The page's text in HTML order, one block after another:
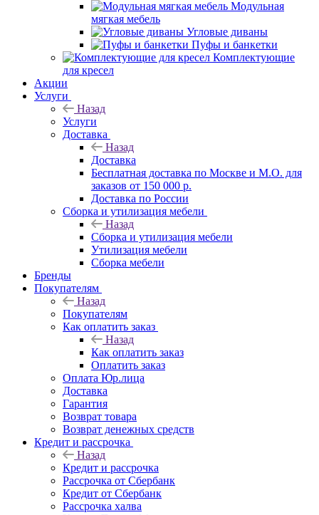
Модульная
мягкая мебель
Угловые диваны
Пуфы и банкетки
Комплектующие
для кресел
Акции
Услуги
Назад
Услуги
Доставка
Назад
Доставка
Бесплатная доставка по Москве и М.О. для
заказов от 150 000 р.
Доставка по России
Сборка и утилизация мебели
Назад
Сборка и утилизация мебели
Утилизация мебели
Сборка мебели
Бренды
Покупателям
Назад
Покупателям
Как оплатить заказ
Назад
Как оплатить заказ
Оплатить заказ
Оплата Юр.лица
Доставка
Гарантия
Возврат товара
Возврат денежных средств
Кредит и рассрочка
Назад
Кредит и рассрочка
Рассрочка от Сбербанк
Кредит от Сбербанк
Рассрочка халва